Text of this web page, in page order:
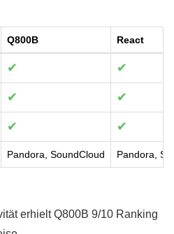
Q800B React
✔ ✔
✔ ✔
✔ ✔
Pandora, SoundCloud Pandora,
erhielt Q800B 9/10 Ranking